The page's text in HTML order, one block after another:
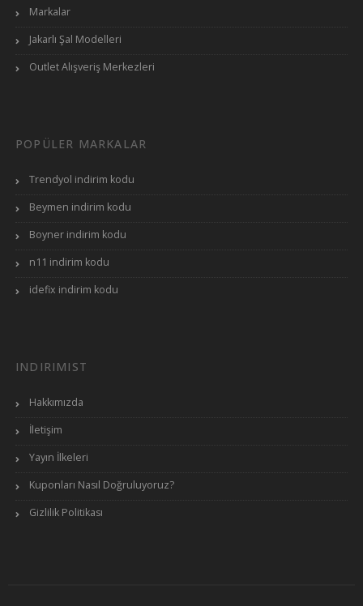
Markalar
Jakarlı Şal Modelleri
Outlet Alışveriş Merkezleri
POPÜLER MARKALAR
Trendyol indirim kodu
Beymen indirim kodu
Boyner indirim kodu
n11 indirim kodu
idefix indirim kodu
INDIRIMIST
Hakkımızda
İletişim
Yayın İlkeleri
Kuponları Nasıl Doğruluyoruz?
Gizlilik Politikası